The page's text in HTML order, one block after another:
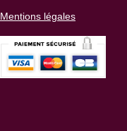
Mentions légales